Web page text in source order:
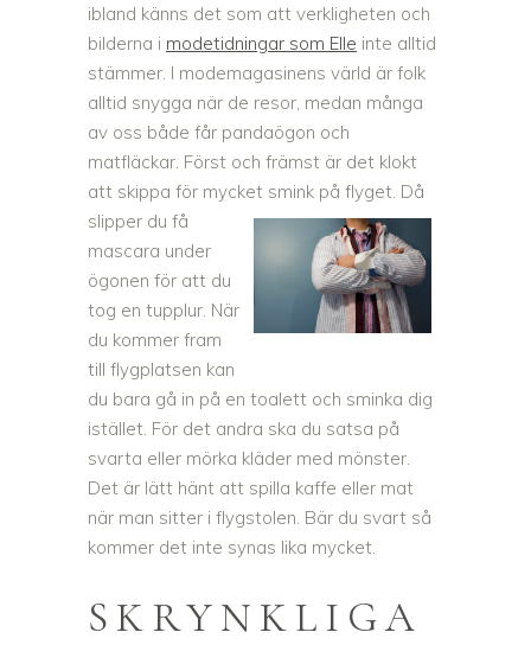
ibland känns det som att verkligheten och
bilderna i modetidningar som Elle inte alltid
stämmer. I modemagasinens värld är folk
alltid snygga när de resor, medan många
av oss både får pandaögon och
matfläckar. Först och främst är det klokt
att skippa för mycket smink på flyget. Då
slipper du få
mascara under
ögonen för att du
tog en tupplur. När
du kommer fram
till flygplatsen kan
du bara gå in på en toalett och sminka dig
istället. För det andra ska du satsa på
svarta eller mörka kläder med mönster.
Det är lätt hänt att spilla kaffe eller mat
när man sitter i flygstolen. Bär du svart så
kommer det inte synas lika mycket.
SKRYNKLIGA